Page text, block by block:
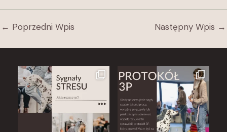
← Poprzedni Wpis Następny Wpis →